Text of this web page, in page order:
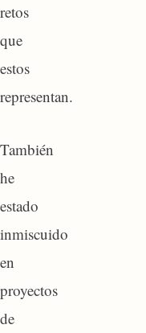
retos
que
estos
representan.
También
he
estado
inmiscuido
en
proyectos
de